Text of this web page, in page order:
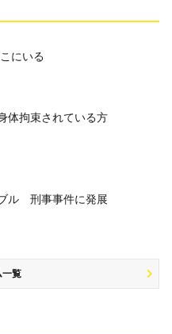
にいる
体拘束されている方
ル 刑事事件に発展
一覧